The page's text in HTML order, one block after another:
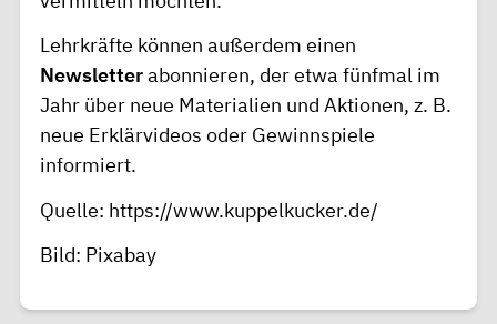
Lehrkräfte können außerdem einen
Newsletterabonnieren, der etwa fünfmal im
Jahr über neue Materialien und Aktionen, z. B.
neue Erklärvideos oder Gewinnspiele
informiert.
Quelle: https://www.kuppelkucker.de/
Bild: Pixabay